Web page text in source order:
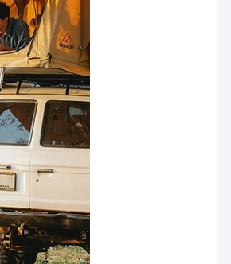
del dado
della saldatura a punti
industriale
per auto
a punti di scarico del condensatore